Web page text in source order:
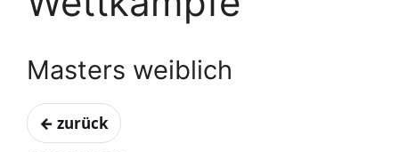
Masters weiblich
← zurück